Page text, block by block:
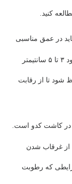
کنید.
در عمق مناسبی
کاشته شوند. معمولاً بذرها باید در عمق حدود ۳ تا ۵ سانتیمتر
شود تا از رقابت
در کاشت کدو است.
از غرقاب شدن
که رطوبت